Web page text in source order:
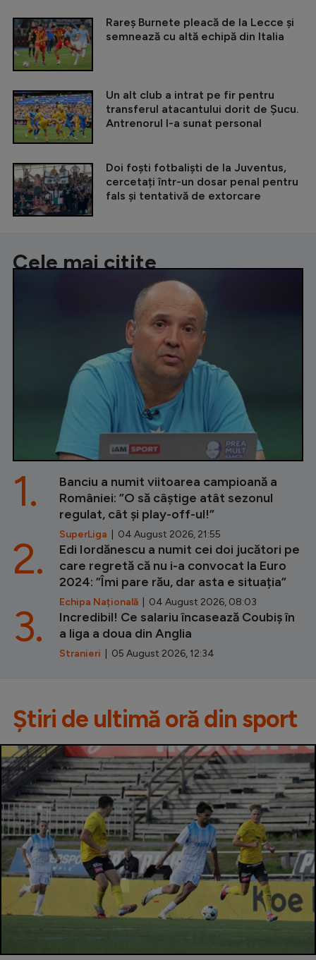
Rareș Burnete pleacă de la Lecce și
semnează cu altă echipă din Italia
Un alt club a intrat pe fir pentru
transferul atacantului dorit de Șucu.
Antrenorul l-a sunat personal
Doi foști fotbaliști de la Juventus,
cercetați într-un dosar penal pentru
fals și tentativă de extorcare
Cele mai citite
Banciu a numit viitoarea campioană a
României: ”O să câștige atât sezonul
regulat, cât și play-off-ul!”
SuperLiga | 04 August 2026, 21:55
1.
Edi Iordănescu a numit cei doi jucători pe
care regretă că nu i-a convocat la Euro
2024: ”Îmi pare rău, dar asta e situația”
Echipa Națională | 04 August 2026, 08:03
2.
Incredibil! Ce salariu încasează Coubiș în
a liga a doua din Anglia
Stranieri | 05 August 2026, 12:34
3.
Știri de ultimă oră din sport